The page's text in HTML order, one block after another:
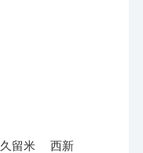
久留米 西新